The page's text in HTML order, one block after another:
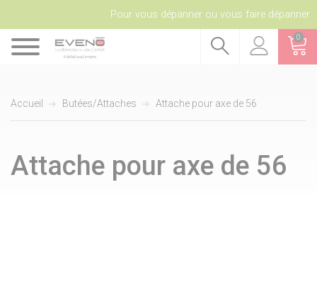
Pour vous dépanner ou vous faire dépanner
0
Accueil Butées/Attaches Attache pour axe de 56
Attache pour axe de 56